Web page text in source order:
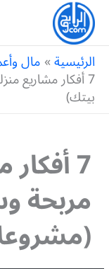
تخطي
المحتوى
الرئيسية مال
7 أفكار مشاريع
بيتك)
7
مربحة